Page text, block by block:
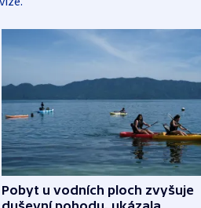
Pobyt u vodních ploch zvyšuje